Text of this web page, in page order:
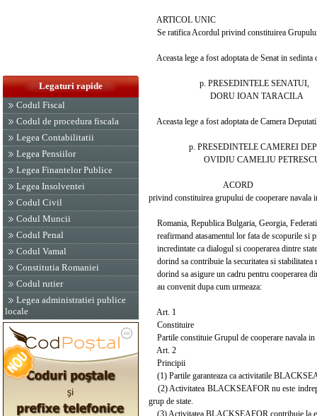
Legaturi rapide
Codul Fiscal
Codul de procedura fiscala
Legea Contabilitatii
Legea Pensiilor
Legea Finantelor Publice
Legea Insolventei
Codul Civil
Codul Muncii
Codul Penal
Codul Vamal
Constitutia Romaniei
Codul rutier
Legea administratiei publice
locale
ARTICOL UNIC
Se ratifica Acordul privind constituirea
Aceasta lege a fost adoptata de Senat in
p. PRESEDINTELE SENATUI,
DORU IOAN TARACILA
Aceasta lege a fost adoptata de Camera
p. PRESEDINTELE CAMEREI
OVIDIU CAMELIU
ACORD
privind constituirea grupului de cooperare navala
Romania, Republica Bulgaria, Georgia,
reafirmand atasamentul lor fata de scopurile si
incredintate ca dialogul si cooperarea dintre
dorind sa contribuie la securitatea si stabilitatea
dorind sa asigure un cadru pentru cooperarea
au convenit dupa cum urmeaza:
Art. 1
Constituire
Partile constituie Grupul de cooperare navala
Art. 2
Principii
(1) Partile garanteaza ca activitatile
(2) Activitatea BLACKSEAFOR nu este
grup de state.
(3) Activitatea BLACKSEAFOR contribuie la